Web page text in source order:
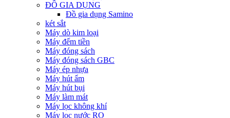
ĐỒ GIA DỤNG
Đồ gia dụng Samino
két sắt
Máy dò kim loại
Máy đếm tiền
Máy đóng sách
Máy đóng sách GBC
Máy ép nhựa
Máy hút ẩm
Máy hút bụi
Máy làm mát
Máy lọc không khí
Máy lọc nước RO